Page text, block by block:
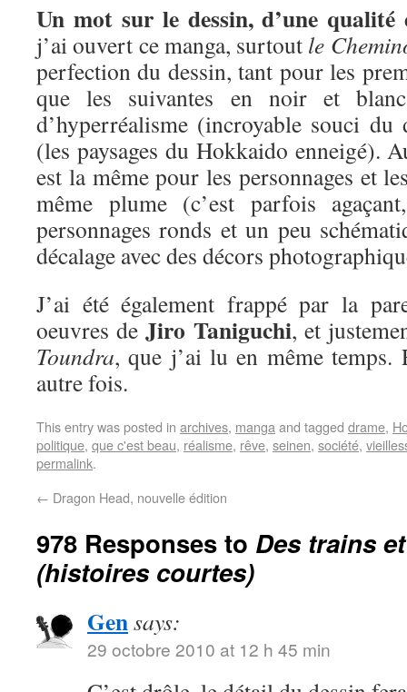
Un mot sur le dessin, d’une qualité
j’ai ouvert ce manga, surtout le
perfection du dessin, tant pour les
que les suivantes en noir et
d’hyperréalisme (incroyable souci du
(les paysages du Hokkaido enneigé).
est la même pour les personnages et
même plume (c’est parfois
personnages ronds et un peu
décalage avec des décors
J’ai été également frappé par la
oeuvres deJiro Taniguchi, et
Toundra, que j’ai lu en même
autre fois.
This entry was posted in archives, manga and tagged drame,
politique, que c'est beau, réalisme, rêve, seinen, société,
permalink.
← Dragon Head, nouvelle édition
978 Responses to Des trains
(histoires courtes)
Gensays:
29 octobre 2010 at 12 h 45 min